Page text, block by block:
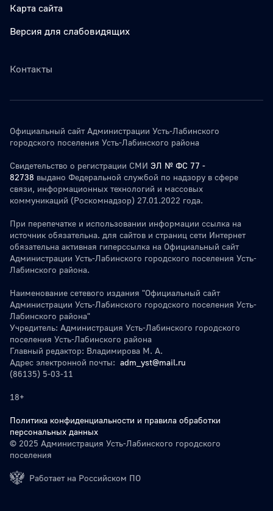
Карта сайта
Версия для слабовидящих
Контакты
Официальный сайт Администрации Усть-Лабинского
городского поселения Усть-Лабинского района
Свидетельство о регистрации СМИ ЭЛ № ФС 77 -
82738 выдано Федеральной службой по надзору в сфере
связи, информационных технологий и массовых
коммуникаций (Роскомнадзор) 27.01.2022 года.
При перепечатке и использовании информации ссылка на
источник обязательна. для сайтов и страниц сети Интернет
обязательна активная гиперссылка на Официальный сайт
Администрации Усть-Лабинского городского поселения Усть-
Лабинского района.
Наименование сетевого издания "Официальный сайт
Администрации Усть-Лабинского городского поселения Усть-
Лабинского района"
Учредитель: Администрация Усть-Лабинского городского
поселения Усть-Лабинского района
Главный редактор: Владимирова М. А.
Адрес электронной почты: adm_yst@mail.ru
(86135) 5-03-11
18+
Политика конфиденциальности и правила обработки
персональных данных
© 2025 Администрация Усть-Лабинского городского
поселения
Работает на Российском ПО